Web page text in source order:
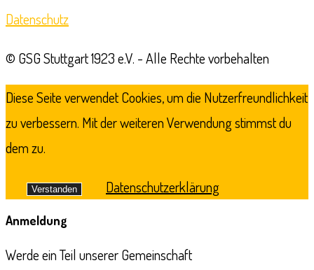
Datenschutz
© GSG Stuttgart 1923 e.V. - Alle Rechte vorbehalten
Diese Seite verwendet Cookies, um die Nutzerfreundlichkeit
zu verbessern. Mit der weiteren Verwendung stimmst du
dem zu.
Verstanden Datenschutzerklärung
Anmeldung
Werde ein Teil unserer Gemeinschaft